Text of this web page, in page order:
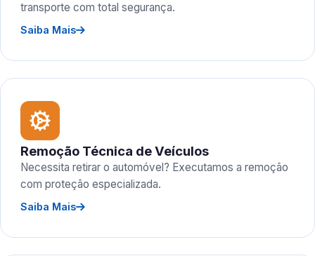
transporte com total segurança.
Saiba Mais
Remoção Técnica de Veículos
Necessita retirar o automóvel? Executamos a remoção
com proteção especializada.
Saiba Mais